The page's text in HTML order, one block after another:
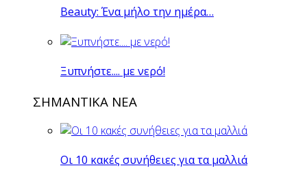
Beauty: Ένα μήλο την ημέρα…
Ξυπνήστε.... με νερό!
ΣΗΜΑΝΤΙΚΑ ΝΕΑ
Οι 10 κακές συνήθειες για τα μαλλιά